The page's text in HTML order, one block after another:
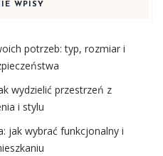
WPISY
potrzeb: typ, rozmiar i
wydzielić przestrzeń z
i stylu
jak wybrać funkcjonalny i